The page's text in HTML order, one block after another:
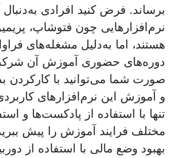
برساند. فرض کنید افرادی
نرم‌افزارهایی چون فتوشاپ،
هستند، اما به‌دلیل مشغله‌های
دوره‌های حضوری آموزش آن شرکت
صورت شما می‌توانید با کارکردن
و آموزش این نرم‌افزارهای
تنها با استفاده از پادکست‌ها و
مختلف فرایند آموزش را پیش
بهبود وضع مالی با استفاده از